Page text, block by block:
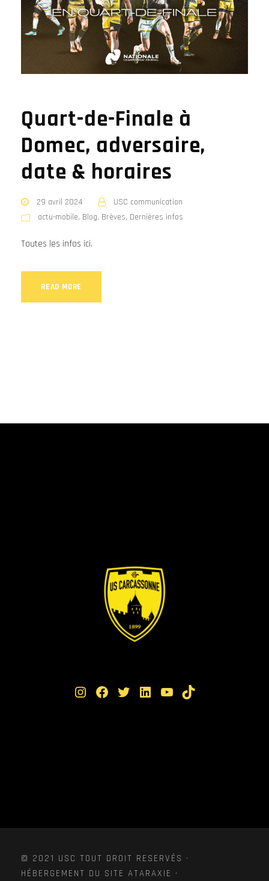
Quart-de-Finale à
Domec, adversaire,
date & horaires
29 avril 2024
USC communication
actu-mobile, Blog, Brèves, Dernières infos
Toutes les infos ici.
READ MORE
Instagram Facebook Twitter LinkedIn YouTube TikTok
© 2021 USC TOUT DROIT RESERVÉS ·
HÉBERGEMENT DU SITE ATARAXIE ·